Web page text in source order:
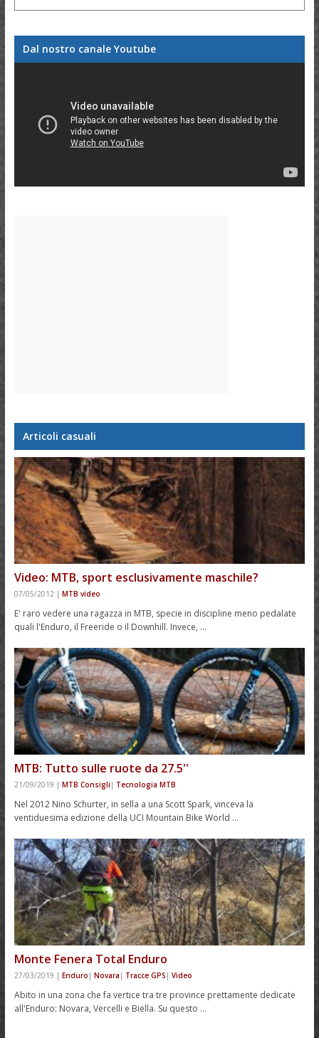
Dal nostro canale Youtube
Articoli casuali
Video: MTB, sport esclusivamente maschile?
07/05/2012 | MTB video
E' raro vedere una ragazza in MTB, specie in discipline meno pedalate
quali l'Enduro, il Freeride o il Downhill. Invece, …
MTB: Tutto sulle ruote da 27.5''
21/09/2019 | MTB Consigli | Tecnologia MTB
Nel 2012 Nino Schurter, in sella a una Scott Spark, vinceva la
ventiduesima edizione della UCI Mountain Bike World …
Monte Fenera Total Enduro
27/03/2019 | Enduro | Novara | Tracce GPS | Video
Abito in una zona che fa vertice tra tre province prettamente dedicate
all'Enduro: Novara, Vercelli e Biella. Su questo …